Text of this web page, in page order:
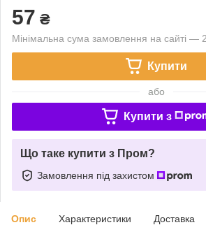
57 ₴
Мінімальна сума замовлення на сайті —
Купити
або
Купити з
Що таке купити з Пром?
Замовлення під захистом
Опис Характеристики Доставка